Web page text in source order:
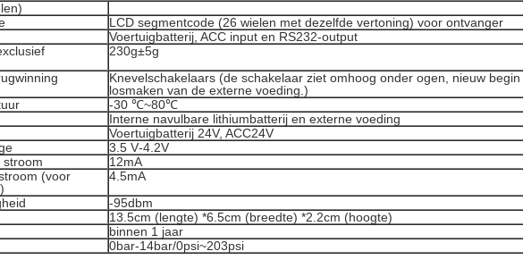
LCD segmentcode (26 wielen met dezelfde vertoning) voor ontvanger
Voertuigbatterij, ACC input en RS232-output
230g±5g
Knevelschakelaars (de schakelaar ziet omhoog onder ogen, nieuw
losmaken van de externe voeding.)
-30 ℃~80℃
Interne navulbare lithiumbatterij en externe voeding
Voertuigbatterij 24V, ACC24V
3.5 V-4.2V
stroom
12mA
(voor
4.5mA
-95dbm
13.5cm (lengte) *6.5cm (breedte) *2.2cm (hoogte)
binnen 1 jaar
0bar-14bar/0psi~203psi